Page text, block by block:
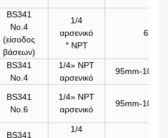
BS341
No.4
(είσοδος
βάσεων)
1/4
αρσενικό
″ NPT
BS341
No.4
1/4» NPT
αρσενικό
95mm-
BS341
No.6
1/4» NPT
αρσενικό
95mm-
BS341
1/4